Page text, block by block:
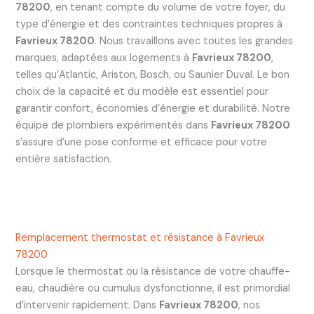
78200, en tenant compte du volume de votre foyer, du
type d’énergie et des contraintes techniques propres à
Favrieux 78200. Nous travaillons avec toutes les grandes
marques, adaptées aux logements à Favrieux 78200,
telles qu’Atlantic, Ariston, Bosch, ou Saunier Duval. Le bon
choix de la capacité et du modèle est essentiel pour
garantir confort, économies d’énergie et durabilité. Notre
équipe de plombiers expérimentés dans Favrieux 78200
s’assure d’une pose conforme et efficace pour votre
entière satisfaction.
Remplacement thermostat et résistance à Favrieux
78200
Lorsque le thermostat ou la résistance de votre chauffe-
eau, chaudière ou cumulus dysfonctionne, il est primordial
d’intervenir rapidement. Dans Favrieux 78200, nos